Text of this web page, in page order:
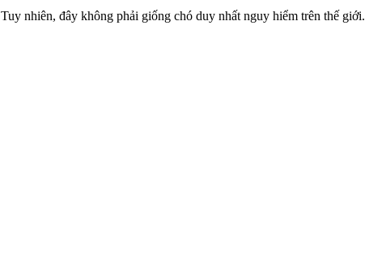
Tuy nhiên, đây không phải giống chó duy nhất nguy hiểm trên thế giới.